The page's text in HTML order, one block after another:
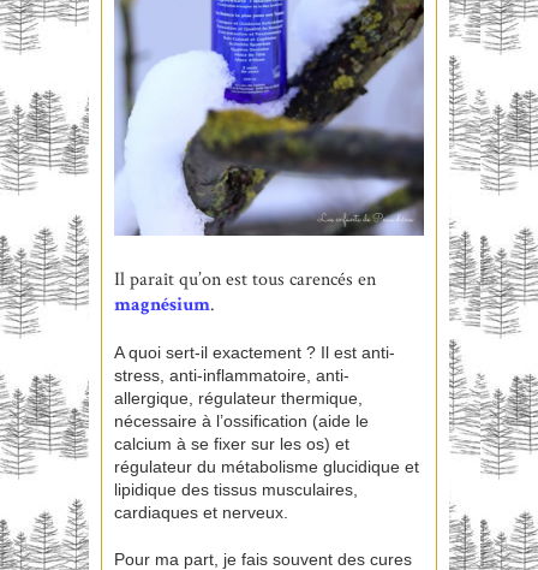
Il paraît qu’on est tous carencés en
magnésium.
A quoi sert-il exactement ? Il est anti-
stress, anti-inflammatoire, anti-
allergique, régulateur thermique,
nécessaire à l’ossification (aide le
calcium à se fixer sur les os) et
régulateur du métabolisme glucidique et
lipidique des tissus musculaires,
cardiaques et nerveux.
Pour ma part, je fais souvent des cures